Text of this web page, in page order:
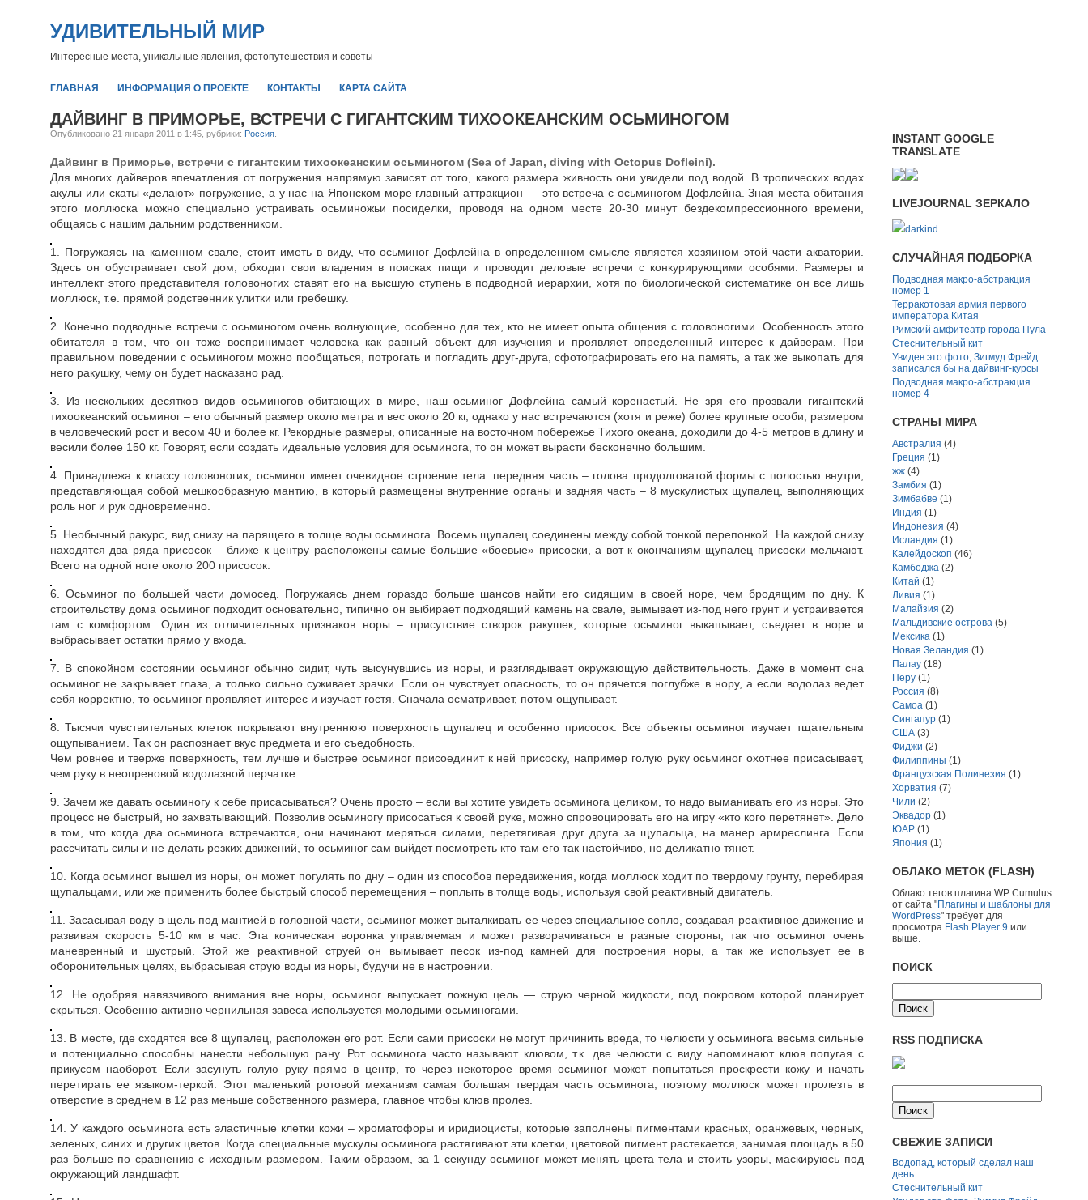
УДИВИТЕЛЬНЫЙ МИР
Интересные места, уникальные явления, фотопутешествия и советы
ГЛАВНАЯ ИНФОРМАЦИЯ О ПРОЕКТЕ КОНТАКТЫ КАРТА САЙТА
ДАЙВИНГ В ПРИМОРЬЕ, ВСТРЕЧИ C ГИГАНТСКИМ ТИХООКЕАНСКИМ ОСЬМИНОГОМ
Опубликовано 21 января 2011 в 1:45, рубрики: Россия
Дайвинг в Приморье, встречи c гигантским тихоокеанским осьминогом (Sea of Japan, diving with Octopus Dofleini).
Для многих дайверов впечатления от погружения напрямую зависят от того, какого размера живность они увидели под водой. В тропических водах
акулы или скаты «делают» погружение, а у нас на Японском море главный аттракцион — это встреча с осьминогом Дофлейна. Зная места обитания
этого моллюска можно специально устраивать осьминожьи посиделки, проводя на одном месте 20-30 минут бездекомпрессионного времени,
общаясь с нашим дальним родственником.
1. Погружаясь на каменном свале, стоит иметь в виду, что осьминог Дофлейна в определенном смысле является хозяином этой части акватории.
Здесь он обустраивает свой дом, обходит свои владения в поисках пищи и проводит деловые встречи с конкурирующими особями. Размеры и
интеллект этого представителя головоногих ставят его на высшую ступень в подводной иерархии, хотя по биологической систематике он все лишь
моллюск, т.е. прямой родственник улитки или гребешку.
2. Конечно подводные встречи с осьминогом очень волнующие, особенно для тех, кто не имеет опыта общения с головоногими. Особенность этого
обитателя в том, что он тоже воспринимает человека как равный объект для изучения и проявляет определенный интерес к дайверам. При
правильном поведении с осьминогом можно пообщаться, потрогать и погладить друг-друга, сфотографировать его на память, а так же выкопать для
него ракушку, чему он будет насказано рад.
3. Из нескольких десятков видов осьминогов обитающих в мире, наш осьминог Дофлейна самый коренастый. Не зря его прозвали гигантский
тихоокеанский осьминог – его обычный размер около метра и вес около 20 кг, однако у нас встречаются (хотя и реже) более крупные особи, размером
в человеческий рост и весом 40 и более кг. Рекордные размеры, описанные на восточном побережье Тихого океана, доходили до 4-5 метров в длину и
весили более 150 кг. Говорят, если создать идеальные условия для осьминога, то он может вырасти бесконечно большим.
4. Принадлежа к классу головоногих, осьминог имеет очевидное строение тела: передняя часть – голова продолговатой формы с полостью внутри,
представляющая собой мешкообразную мантию, в который размещены внутренние органы и задняя часть – 8 мускулистых щупалец, выполняющих
роль ног и рук одновременно.
5. Необычный ракурс, вид снизу на парящего в толще воды осьминога. Восемь щупалец соединены между собой тонкой перепонкой. На каждой снизу
находятся два ряда присосок – ближе к центру расположены самые большие «боевые» присоски, а вот к окончаниям щупалец присоски мельчают.
Всего на одной ноге около 200 присосок.
6. Осьминог по большей части домосед. Погружаясь днем гораздо больше шансов найти его сидящим в своей норе, чем бродящим по дну. К
строительству дома осьминог подходит основательно, типично он выбирает подходящий камень на свале, вымывает из-под него грунт и устраивается
там с комфортом. Один из отличительных признаков норы – присутствие створок ракушек, которые осьминог выкапывает, съедает в норе и
выбрасывает остатки прямо у входа.
7. В спокойном состоянии осьминог обычно сидит, чуть высунувшись из норы, и разглядывает окружающую действительность. Даже в момент сна
осьминог не закрывает глаза, а только сильно суживает зрачки. Если он чувствует опасность, то он прячется поглубже в нору, а если водолаз ведет
себя корректно, то осьминог проявляет интерес и изучает гостя. Сначала осматривает, потом ощупывает.
8. Тысячи чувствительных клеток покрывают внутреннюю поверхность щупалец и особенно присосок. Все объекты осьминог изучает тщательным
ощупыванием. Так он распознает вкус предмета и его съедобность.
Чем ровнее и тверже поверхность, тем лучше и быстрее осьминог присоединит к ней присоску, например голую руку осьминог охотнее присасывает,
чем руку в неопреновой водолазной перчатке.
9. Зачем же давать осьминогу к себе присасываться? Очень просто – если вы хотите увидеть осьминога целиком, то надо выманивать его из норы. Это
процесс не быстрый, но захватывающий. Позволив осьминогу присосаться к своей руке, можно спровоцировать его на игру «кто кого перетянет». Дело
в том, что когда два осьминога встречаются, они начинают меряться силами, перетягивая друг друга за щупальца, на манер армреслинга. Если
рассчитать силы и не делать резких движений, то осьминог сам выйдет посмотреть кто там его так настойчиво, но деликатно тянет.
10. Когда осьминог вышел из норы, он может погулять по дну – один из способов передвижения, когда моллюск ходит по твердому грунту, перебирая
щупальцами, или же применить более быстрый способ перемещения – поплыть в толще воды, используя свой реактивный двигатель.
11. Засасывая воду в щель под мантией в головной части, осьминог может выталкивать ее через специальное сопло, создавая реактивное движение и
развивая скорость 5-10 км в час. Эта коническая воронка управляемая и может разворачиваться в разные стороны, так что осьминог очень
маневренный и шустрый. Этой же реактивной струей он вымывает песок из-под камней для построения норы, а так же использует ее в
оборонительных целях, выбрасывая струю воды из норы, будучи не в настроении.
12. Не одобряя навязчивого внимания вне норы, осьминог выпускает ложную цель — струю черной жидкости, под покровом которой планирует
скрыться. Особенно активно чернильная завеса используется молодыми осьминогами.
13. В месте, где сходятся все 8 щупалец, расположен его рот. Если сами присоски не могут причинить вреда, то челюсти у осьминога весьма сильные
и потенциально способны нанести небольшую рану. Рот осьминога часто называют клювом, т.к. две челюсти с виду напоминают клюв попугая с
прикусом наоборот. Если засунуть голую руку прямо в центр, то через некоторое время осьминог может попытаться проскрести кожу и начать
перетирать ее языком-теркой. Этот маленький ротовой механизм самая большая твердая часть осьминога, поэтому моллюск может пролезть в
отверстие в среднем в 12 раз меньше собственного размера, главное чтобы клюв пролез.
14. У каждого осьминога есть эластичные клетки кожи – хроматофоры и иридиоцисты, которые заполнены пигментами красных, оранжевых, черных,
зеленых, синих и других цветов. Когда специальные мускулы осьминога растягивают эти клетки, цветовой пигмент растекается, занимая площадь в 50
раз больше по сравнению с исходным размером. Таким образом, за 1 секунду осьминог может менять цвета тела и стоить узоры, маскируюсь под
окружающий ландшафт.
INSTANT GOOGLE
TRANSLATE
LIVEJOURNAL ЗЕРКАЛО
darkind
СЛУЧАЙНАЯ ПОДБОРКА
Подводная макро-абстракция
номер 1
Терракотовая армия первого
императора Китая
Римский амфитеатр города Пула
Стеснительный кит
Увидев это фото, Зигмуд Фрейд
записался бы на дайвинг-курсы
Подводная макро-абстракция
номер 4
СТРАНЫ МИРА
Австралия (4)
Греция (1)
жж (4)
Замбия (1)
Зимбабве (1)
Индия (1)
Индонезия (4)
Исландия (1)
Калейдоскоп (46)
Камбоджа (2)
Китай (1)
Ливия (1)
Малайзия (2)
Мальдивские острова (5)
Мексика (1)
Новая Зеландия (1)
Палау (18)
Перу (1)
Россия (8)
Самоа (1)
Сингапур (1)
США (3)
Фиджи (2)
Филиппины (1)
Французская Полинезия (1)
Хорватия (7)
Чили (2)
Эквадор (1)
ЮАР (1)
Япония (1)
ОБЛАКО МЕТОК (FLASH)
Облако тегов плагина WP Cumulus
от сайта "Плагины и шаблоны для
WordPress" требует для
просмотра Flash Player 9 или
выше.
ПОИСК
RSS ПОДПИСКА
СВЕЖИЕ ЗАПИСИ
Водопад, который сделал наш
день
Стеснительный кит